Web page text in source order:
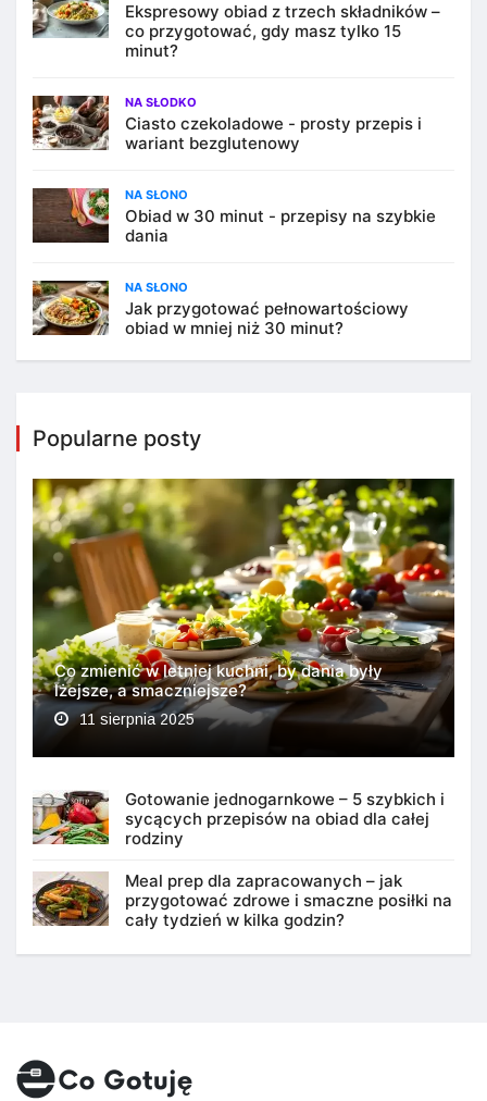
Ekspresowy obiad z trzech składników –
co przygotować, gdy masz tylko 15
minut?
NA SŁODKO
Ciasto czekoladowe - prosty przepis i
wariant bezglutenowy
NA SŁONO
Obiad w 30 minut - przepisy na szybkie
dania
NA SŁONO
Jak przygotować pełnowartościowy
obiad w mniej niż 30 minut?
Popularne posty
Co zmienić w letniej kuchni, by dania były
lżejsze, a smaczniejsze?
11 sierpnia 2025
Gotowanie jednogarnkowe – 5 szybkich i
sycących przepisów na obiad dla całej
rodziny
Meal prep dla zapracowanych – jak
przygotować zdrowe i smaczne posiłki na
cały tydzień w kilka godzin?